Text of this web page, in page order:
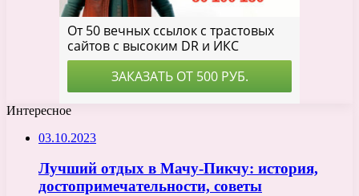
Интересное
03.10.2023
Лучший отдых в Мачу-Пикчу: история,
достопримечательности, советы